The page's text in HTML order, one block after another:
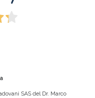
SAS del Dr. Marco